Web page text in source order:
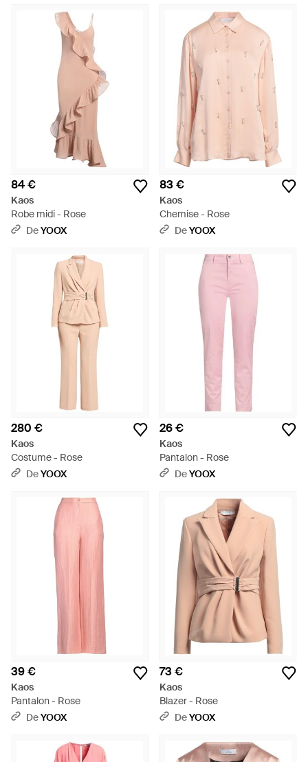
84 €
Kaos
Robe midi - Rose
DeYOOX
83 €
Kaos
Chemise - Rose
DeYOOX
280 €
Kaos
Costume - Rose
DeYOOX
26 €
Kaos
Pantalon - Rose
DeYOOX
39 €
Kaos
Pantalon - Rose
DeYOOX
73 €
Kaos
Blazer - Rose
DeYOOX